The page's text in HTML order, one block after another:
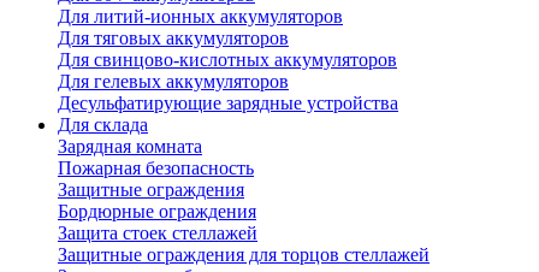
Для литий-ионных аккумуляторов
Для тяговых аккумуляторов
Для свинцово-кислотных аккумуляторов
Для гелевых аккумуляторов
Десульфатирующие зарядные устройства
Для склада
Зарядная комната
Пожарная безопасность
Защитные ограждения
Бордюрные ограждения
Защита стоек стеллажей
Защитные ограждения для торцов стеллажей